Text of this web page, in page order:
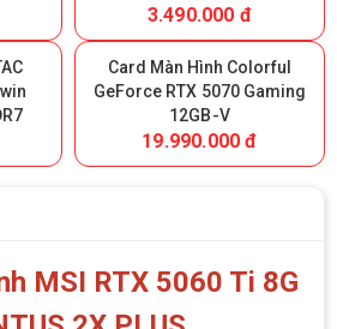
3.490.000 đ
Card Màn Hình Colorful
GeForce RTX 5070 Gaming
12GB-V
19.990.000 đ
MSI RTX 5060 Ti 8G